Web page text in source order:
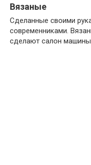
Вязаные
Сделанные своими
современниками.
сделают салон